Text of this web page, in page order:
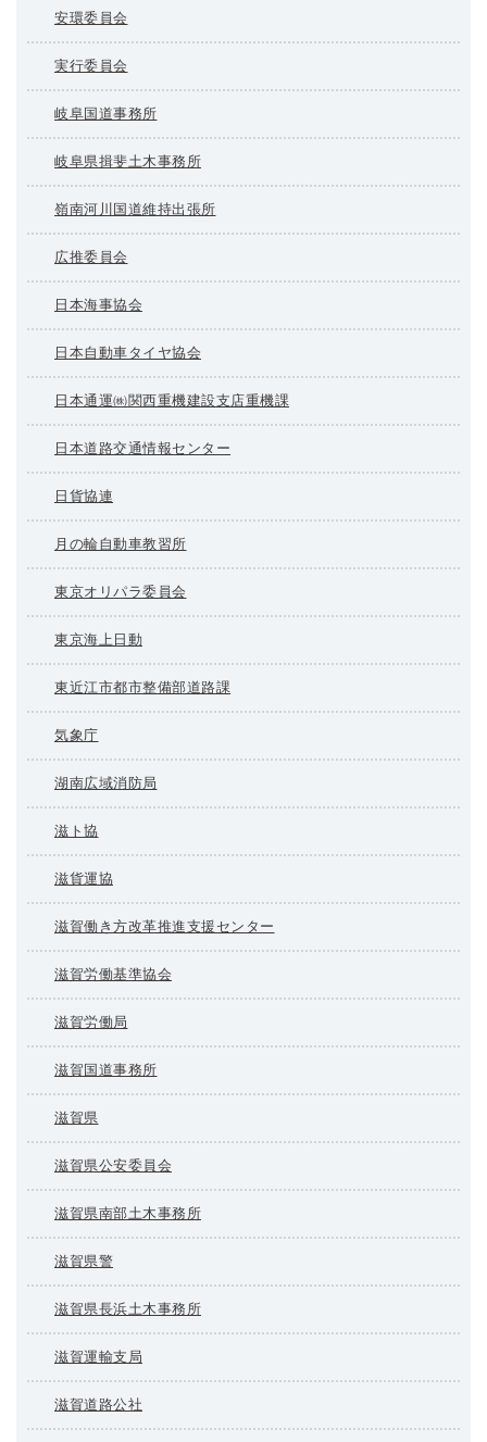
安環委員会
実行委員会
岐阜国道事務所
岐阜県揖斐土木事務所
嶺南河川国道維持出張所
広推委員会
日本海事協会
日本自動車タイヤ協会
日本通運㈱関西重機建設支店重機課
日本道路交通情報センター
日貨協連
月の輪自動車教習所
東京オリパラ委員会
東京海上日動
東近江市都市整備部道路課
気象庁
湖南広域消防局
滋ト協
滋貨運協
滋賀働き方改革推進支援センター
滋賀労働基準協会
滋賀労働局
滋賀国道事務所
滋賀県
滋賀県公安委員会
滋賀県南部土木事務所
滋賀県警
滋賀県長浜土木事務所
滋賀運輸支局
滋賀道路公社